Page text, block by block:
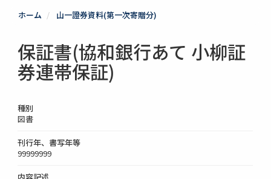
ホーム 山一證券資料(第一次寄贈分)
保証書(協和銀行あて 小柳証
券連帯保証)
種別
図書
刊行年、書写年等
99999999
内容記述